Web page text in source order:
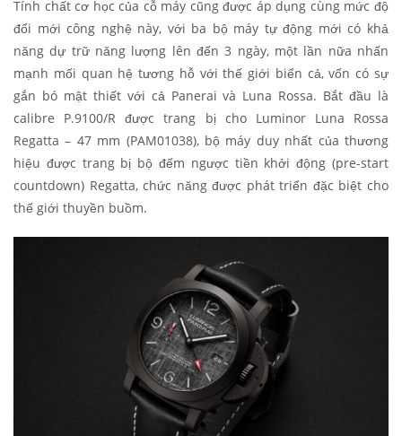
Tính chất cơ học của cỗ máy cũng được áp dụng cùng mức độ
đổi mới công nghệ này, với ba bộ máy tự động mới có khả
năng dự trữ năng lượng lên đến 3 ngày, một lần nữa nhấn
mạnh mối quan hệ tương hỗ với thế giới biển cả, vốn có sự
gắn bó mật thiết với cả Panerai và Luna Rossa. Bắt đầu là
calibre P.9100/R được trang bị cho Luminor Luna Rossa
Regatta – 47 mm (PAM01038), bộ máy duy nhất của thương
hiệu được trang bị bộ đếm ngược tiền khởi động (pre-start
countdown) Regatta, chức năng được phát triển đặc biệt cho
thế giới thuyền buồm.